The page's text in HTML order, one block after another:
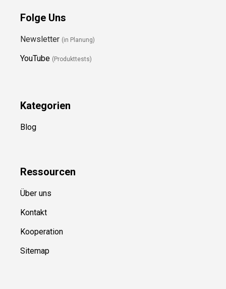
Folge Uns
Newsletter (in Planung)
YouTube (Produkttests)
Kategorien
Blog
Ressourcen
Über uns
Kontakt
Kooperation
Sitemap